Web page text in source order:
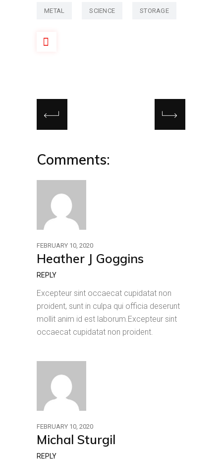
METAL SCIENCE STORAGE
Comments:
FEBRUARY 10, 2020
Heather J Goggins
REPLY
Excepteur sint occaecat cupidatat non
proident, sunt in culpa qui officia deserunt
mollit anim id est laborum.Excepteur sint
occaecat cupidatat non proident.
FEBRUARY 10, 2020
Michal Sturgil
REPLY